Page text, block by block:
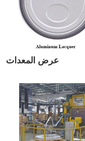
عرض المعدات